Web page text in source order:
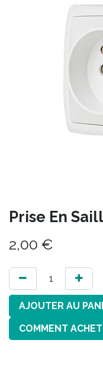
Prise En
2,00 €
AJOUTER AU
COMMENT